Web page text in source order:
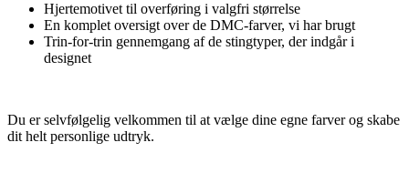
Hjertemotivet til overføring i valgfri størrelse
En komplet oversigt over de DMC-farver, vi har brugt
Trin-for-trin gennemgang af de stingtyper, der indgår i
designet
Du er selvfølgelig velkommen til at vælge dine egne farver og skabe
dit helt personlige udtryk.